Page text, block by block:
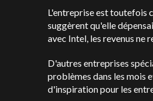
L'entreprise est toutefois
suggèrent qu'elle
avec Intel, les revenus ne
D'autres entreprises
problèmes dans les mois
d'inspiration pour les